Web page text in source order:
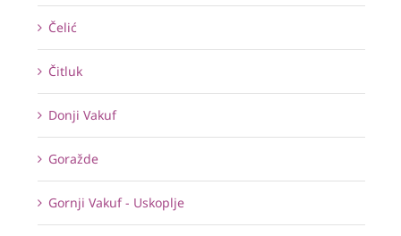
Čelić
Čitluk
Donji Vakuf
Goražde
Gornji Vakuf - Uskoplje